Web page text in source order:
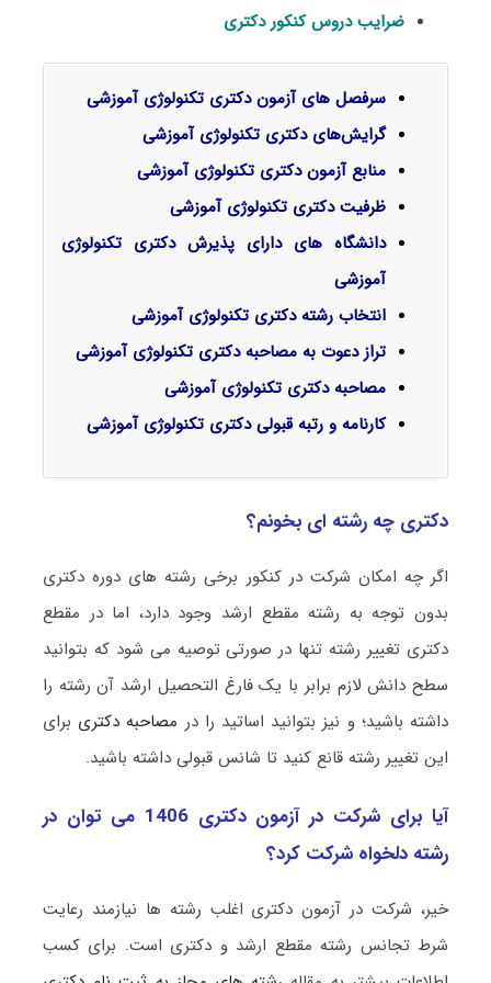
ضرایب دروس کنکور دکتری
سرفصل‌ های آزمون دکتری تکنولوژی آموزشی
گرایش‌های دکتری تکنولوژی آموزشی
منابع آزمون دکتری تکنولوژی آموزشی
ظرفیت دکتری تکنولوژی آموزشی
دانشگاه های دارای پذیرش دکتری تکنولوژی
آموزشی
انتخاب رشته دکتری تکنولوژی آموزشی
تراز دعوت به مصاحبه دکتری تکنولوژی آموزشی
مصاحبه دکتری تکنولوژی آموزشی
کارنامه و رتبه قبولی دکتری تکنولوژی آموزشی
دکتری چه رشته ای بخونم؟
اگر چه امکان شرکت در کنکور برخی رشته های دوره دکتری
بدون توجه به رشته مقطع ارشد وجود دارد، اما در مقطع
دکتری تغییر رشته تنها در صورتی توصیه می شود که بتوانید
سطح دانش لازم برابر با یک فارغ التحصیل ارشد آن رشته را
داشته باشید؛ و نیز بتوانید اساتید را در مصاحبه دکتری برای
این تغییر رشته قانع کنید تا شانس قبولی داشته باشید.
آیا برای شرکت در آزمون دکتری 1406 می توان در
رشته دلخواه شرکت کرد؟
خیر، شرکت در آزمون دکتری اغلب رشته ها نیازمند رعایت
شرط تجانس رشته مقطع ارشد و دکتری است. برای کسب